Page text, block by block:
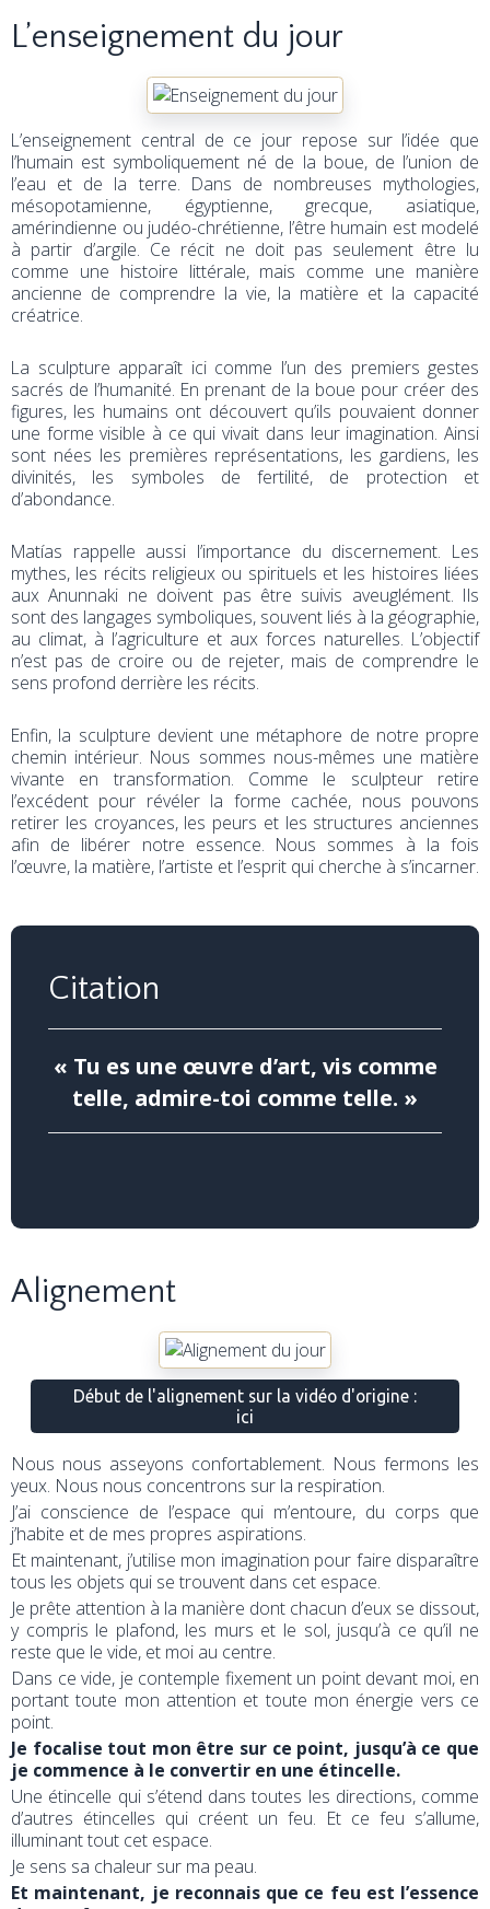
L’enseignement du jour
L’enseignement central de ce jour repose sur l’idée que
l’humain est symboliquement né de la boue, de l’union de
l’eau et de la terre. Dans de nombreuses mythologies,
mésopotamienne, égyptienne, grecque, asiatique,
amérindienne ou judéo-chrétienne, l’être humain est modelé
à partir d’argile. Ce récit ne doit pas seulement être lu
comme une histoire littérale, mais comme une manière
ancienne de comprendre la vie, la matière et la capacité
créatrice.
La sculpture apparaît ici comme l’un des premiers gestes
sacrés de l’humanité. En prenant de la boue pour créer des
figures, les humains ont découvert qu’ils pouvaient donner
une forme visible à ce qui vivait dans leur imagination. Ainsi
sont nées les premières représentations, les gardiens, les
divinités, les symboles de fertilité, de protection et
d’abondance.
Matías rappelle aussi l’importance du discernement. Les
mythes, les récits religieux ou spirituels et les histoires liées
aux Anunnaki ne doivent pas être suivis aveuglément. Ils
sont des langages symboliques, souvent liés à la géographie,
au climat, à l’agriculture et aux forces naturelles. L’objectif
n’est pas de croire ou de rejeter, mais de comprendre le
sens profond derrière les récits.
Enfin, la sculpture devient une métaphore de notre propre
chemin intérieur. Nous sommes nous-mêmes une matière
vivante en transformation. Comme le sculpteur retire
l’excédent pour révéler la forme cachée, nous pouvons
retirer les croyances, les peurs et les structures anciennes
afin de libérer notre essence. Nous sommes à la fois
l’œuvre, la matière, l’artiste et l’esprit qui cherche à s’incarner.
Citation
« Tu es une œuvre d’art, vis comme
telle, admire-toi comme telle. »
Alignement
Début de l'alignement sur la vidéo d'origine :
ici
Nous nous asseyons confortablement. Nous fermons les
yeux. Nous nous concentrons sur la respiration.
J’ai conscience de l’espace qui m’entoure, du corps que
j’habite et de mes propres aspirations.
Et maintenant, j’utilise mon imagination pour faire disparaître
tous les objets qui se trouvent dans cet espace.
Je prête attention à la manière dont chacun d’eux se dissout,
y compris le plafond, les murs et le sol, jusqu’à ce qu’il ne
reste que le vide, et moi au centre.
Dans ce vide, je contemple fixement un point devant moi, en
portant toute mon attention et toute mon énergie vers ce
point.
Je focalise tout mon être sur ce point, jusqu’à ce que
je commence à le convertir en une étincelle.
Une étincelle qui s’étend dans toutes les directions, comme
d’autres étincelles qui créent un feu. Et ce feu s’allume,
illuminant tout cet espace.
Je sens sa chaleur sur ma peau.
Et maintenant, je reconnais que ce feu est l’essence